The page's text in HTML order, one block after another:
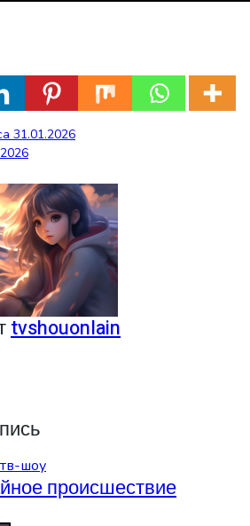
31.01.2026
tvshouonlain
шоу
происшествие